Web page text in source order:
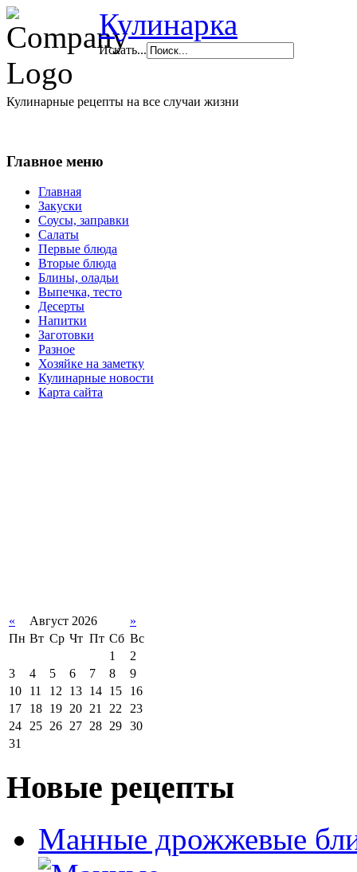
Кулинарка
Искать...
Кулинарные рецепты на все случаи жизни
Главное меню
Главная
Закуски
Соусы, заправки
Салаты
Первые блюда
Вторые блюда
Блины, оладьи
Выпечка, тесто
Десерты
Напитки
Заготовки
Разное
Хозяйке на заметку
Кулинарные новости
Карта сайта
« Август 2026
»
Пн Вт Ср Чт Пт Сб Вс
1
2
3
4 5 6 7 8
9
10
11 12 13 14 15
16
17
18 19 20 21 22 23
24 25 26 27 28 29 30
31
Новые рецепты
Манные дрожжевые